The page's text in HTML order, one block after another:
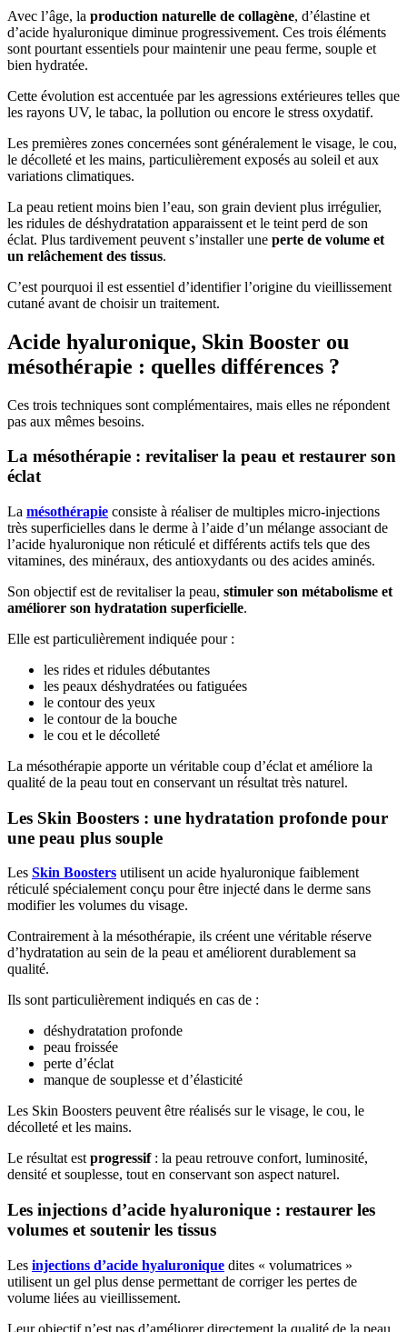
Avec l’âge, la production naturelle de collagène, d’élastine et
d’acide hyaluronique diminue progressivement. Ces trois éléments
sont pourtant essentiels pour maintenir une peau ferme, souple et
bien hydratée.
Cette évolution est accentuée par les agressions extérieures telles que
les rayons UV, le tabac, la pollution ou encore le stress oxydatif.
Les premières zones concernées sont généralement le visage, le cou,
le décolleté et les mains, particulièrement exposés au soleil et aux
variations climatiques.
La peau retient moins bien l’eau, son grain devient plus irrégulier,
les ridules de déshydratation apparaissent et le teint perd de son
éclat. Plus tardivement peuvent s’installer une perte de volume et
un relâchement des tissus.
C’est pourquoi il est essentiel d’identifier l’origine du vieillissement
cutané avant de choisir un traitement.
Acide hyaluronique, Skin Booster ou
mésothérapie : quelles différences ?
Ces trois techniques sont complémentaires, mais elles ne répondent
pas aux mêmes besoins.
La mésothérapie : revitaliser la peau et restaurer son
éclat
La mésothérapie consiste à réaliser de multiples micro-injections
très superficielles dans le derme à l’aide d’un mélange associant de
l’acide hyaluronique non réticulé et différents actifs tels que des
vitamines, des minéraux, des antioxydants ou des acides aminés.
Son objectif est de revitaliser la peau, stimuler son métabolisme et
améliorer son hydratation superficielle.
Elle est particulièrement indiquée pour :
les rides et ridules débutantes
les peaux déshydratées ou fatiguées
le contour des yeux
le contour de la bouche
le cou et le décolleté
La mésothérapie apporte un véritable coup d’éclat et améliore la
qualité de la peau tout en conservant un résultat très naturel.
Les Skin Boosters : une hydratation profonde pour
une peau plus souple
Les Skin Boosters utilisent un acide hyaluronique faiblement
réticulé spécialement conçu pour être injecté dans le derme sans
modifier les volumes du visage.
Contrairement à la mésothérapie, ils créent une véritable réserve
d’hydratation au sein de la peau et améliorent durablement sa
qualité.
Ils sont particulièrement indiqués en cas de :
déshydratation profonde
peau froissée
perte d’éclat
manque de souplesse et d’élasticité
Les Skin Boosters peuvent être réalisés sur le visage, le cou, le
décolleté et les mains.
Le résultat est progressif: la peau retrouve confort, luminosité,
densité et souplesse, tout en conservant son aspect naturel.
Les injections d’acide hyaluronique : restaurer les
volumes et soutenir les tissus
Les injections d’acide hyaluronique dites « volumatrices »
utilisent un gel plus dense permettant de corriger les pertes de
volume liées au vieillissement.
Leur objectif n’est pas d’améliorer directement la qualité de la peau,